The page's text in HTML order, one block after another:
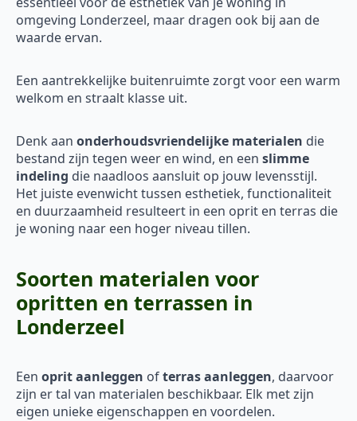
omgeving Londerzeel, maar dragen ook bij aan de
waarde ervan.
Een aantrekkelijke buitenruimte zorgt voor een warm
welkom en straalt klasse uit.
Denk aan onderhoudsvriendelijke materialen die
bestand zijn tegen weer en wind, en een slimme
indeling die naadloos aansluit op jouw levensstijl.
Het juiste evenwicht tussen esthetiek, functionaliteit
en duurzaamheid resulteert in een oprit en terras die
je woning naar een hoger niveau tillen.
Soorten materialen voor
opritten en terrassen in
Londerzeel
Een oprit aanleggen ofterras aanleggen, daarvoor
zijn er tal van materialen beschikbaar. Elk met zijn
eigen unieke eigenschappen en voordelen.